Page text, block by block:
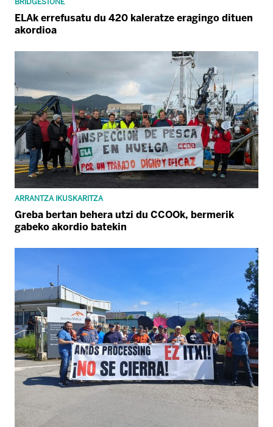
BRIDGESTONE
ELAk errefusatu du 420 kaleratze eragingo dituen
akordioa
ARRANTZA IKUSKARITZA
Greba bertan behera utzi du CCOOk, bermerik
gabeko akordio batekin